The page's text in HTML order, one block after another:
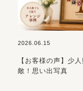
2026.06.15
【お客様の声】少
敵！思い出写真